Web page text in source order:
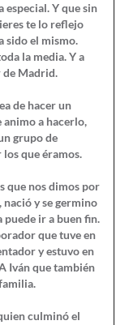
especial. Y que sin
te lo reflejo
sido el mismo.
la media. Y a
de Madrid.
de hacer un
animo a hacerlo,
grupo de
que éramos.
que nos dimos por
nació y se germino
ir a buen fin.
que tuve en
y estuvo en
Iván que también
culminó el